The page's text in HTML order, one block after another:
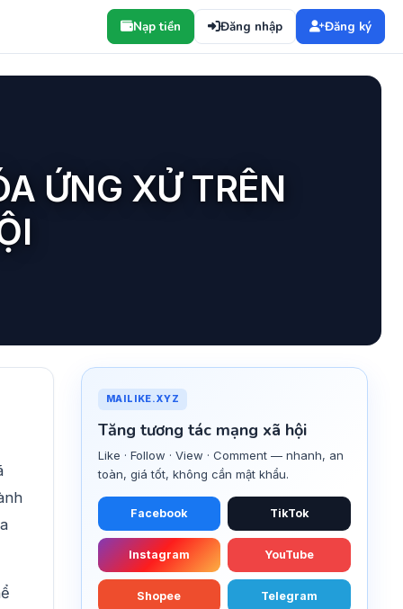
Nạp tiền Đăng nhập Đăng ký
ỨNG XỬ TRÊN
MAILIKE.XYZ
Tăng tương tác mạng xã hội
Like · Follow · View · Comment — nhanh, an
toàn, giá tốt, không cần mật khẩu.
Facebook TikTok
Instagram YouTube
Shopee Telegram